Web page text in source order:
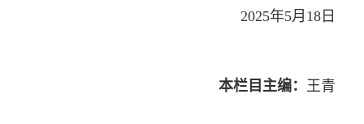
2025年5月18日
本栏目主编： 王青